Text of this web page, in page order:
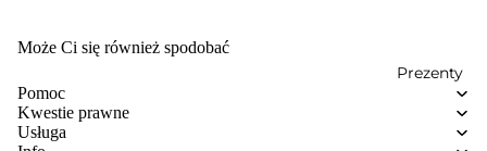
Prezenty
Może Ci się również spodobać
Pomoc
Kwestie prawne
Usługa